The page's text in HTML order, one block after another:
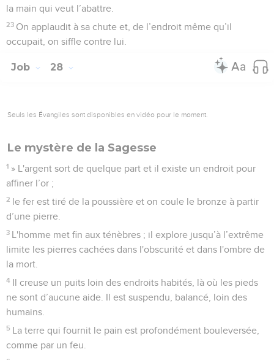
la main qui veut l’abattre.
23 On applaudit à sa chute et, de l’endroit même qu’il
occupait, on siffle contre lui.
Job 28
Seuls les Évangiles sont disponibles en vidéo pour le moment.
Le mystère de la Sagesse
1 » L'argent sort de quelque part et il existe un endroit pour
affiner l’or ;
2 le fer est tiré de la poussière et on coule le bronze à partir
d’une pierre.
3 L'homme met fin aux ténèbres ; il explore jusqu’à l’extrême
limite les pierres cachées dans l'obscurité et dans l'ombre de
la mort.
4 Il creuse un puits loin des endroits habités, là où les pieds
ne sont d’aucune aide. Il est suspendu, balancé, loin des
humains.
5 La terre qui fournit le pain est profondément bouleversée,
comme par un feu.